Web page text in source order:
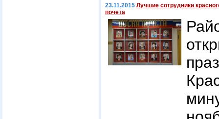
23.11.2015 Лучшие сотрудники
почета